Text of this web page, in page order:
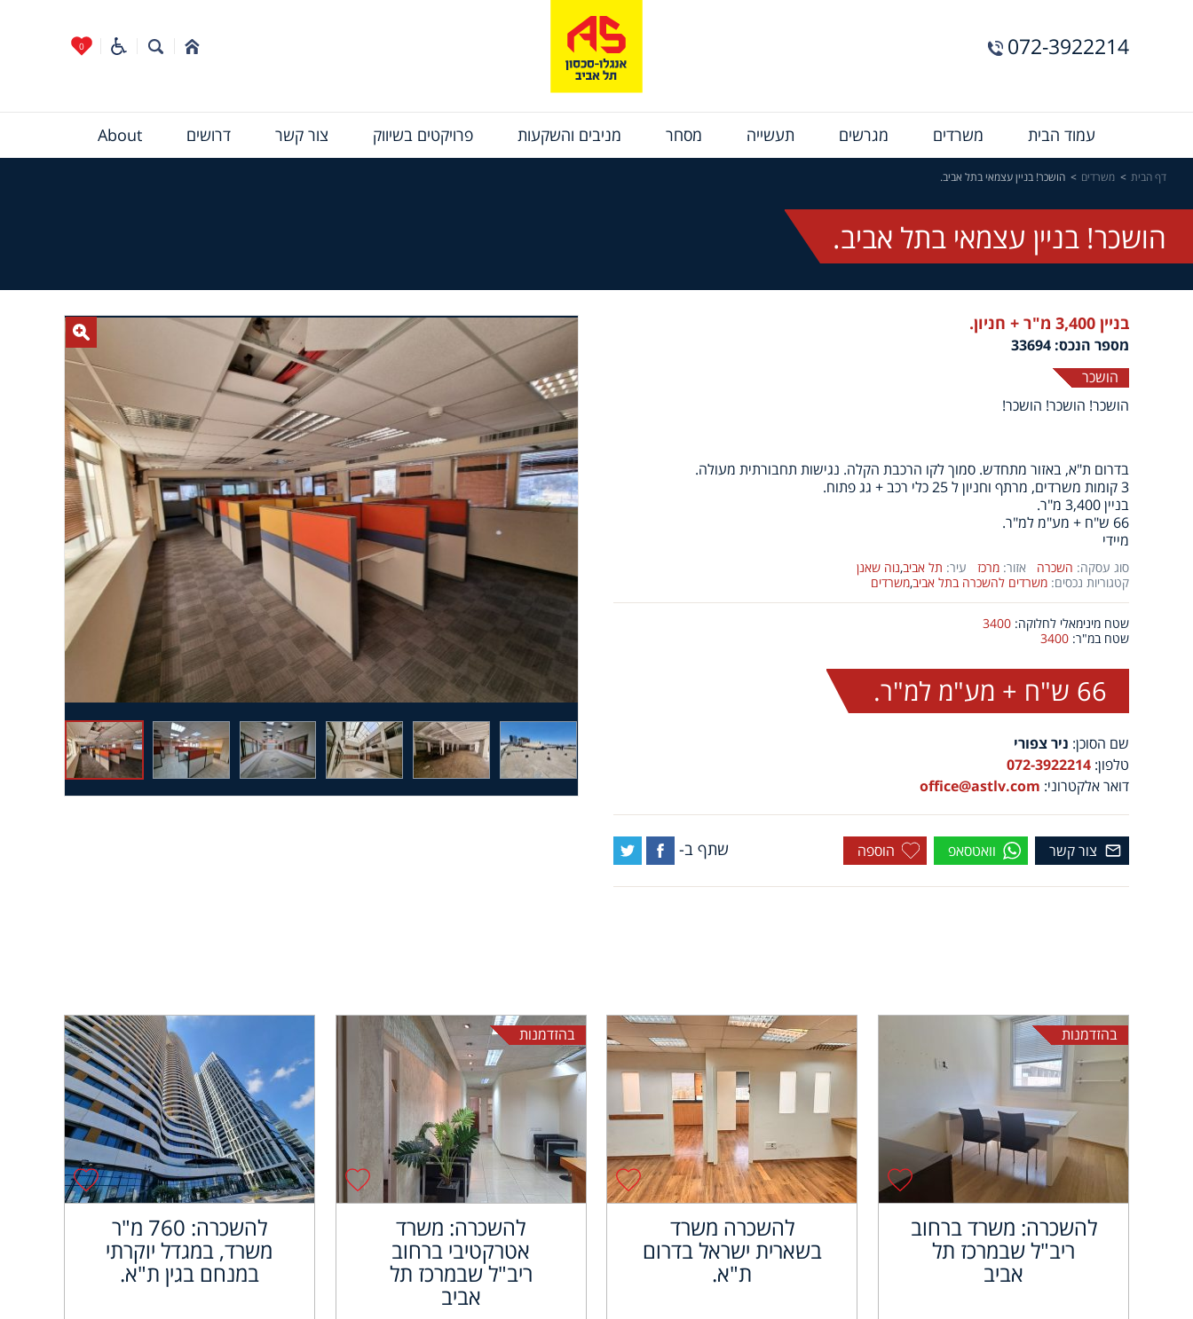
072-3922214
0
עמוד הבית משרדים מגרשים תעשייה מסחר מניבים והשקעות פרויקטים בשיווק צור קשר דרושים About
דף הבית משרדים הושכר! בניין עצמאי בתל אביב.
הושכר! בניין עצמאי בתל אביב.
בניין 3,400 מ"ר + חניון.
מספר הנכס: 33694
הושכר
הושכר! הושכר! הושכר!
בדרום ת"א, באזור מתחדש. סמוך לקו הרכבת הקלה. נגישות תחבורתית מעולה.
3 קומות משרדים, מרתף וחניון ל 25 כלי רכב + גג פתוח.
בניין 3,400 מ"ר.
66 ש"ח + מע"מ למ"ר.
מיידי
סוג עסקה: השכרה אזור: מרכז עיר: תל אביב,נוה שאנן
קטגוריות נכסים: משרדים להשכרה בתל אביב,משרדים
שטח מינימאלי לחלוקה: 3400
שטח במ"ר: 3400
66 ש"ח + מע"מ למ"ר.
שם הסוכן: ניר צפורי
טלפון: 072-3922214
דואר אלקטרוני: office@astlv.com
צור קשר וואטסאפ הוספה שתף ב-
בהזדמנות
להשכרה: משרד ברחוב
ריב"ל שבמרכז תל
אביב
להשכרה משרד
בשארית ישראל בדרום
ת"א.
בהזדמנות
להשכרה: משרד
אטרקטיבי ברחוב
ריב"ל שבמרכז תל
אביב
להשכרה: 760 מ"ר
משרד, במגדל יוקרתי
במנחם בגין ת"א.